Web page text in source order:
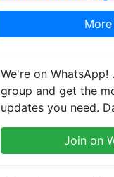
We're on
group and get the
updates you need.
Join on